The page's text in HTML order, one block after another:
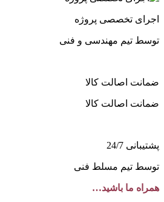
اجرای تخصصی پروژه
توسط تیم مهندسی و فنی
ضمانت اصالت کالا
ضمانت اصالت کالا
پشتیبانی 24/7
توسط تیم مسلط فنی
همراه ما باشید…